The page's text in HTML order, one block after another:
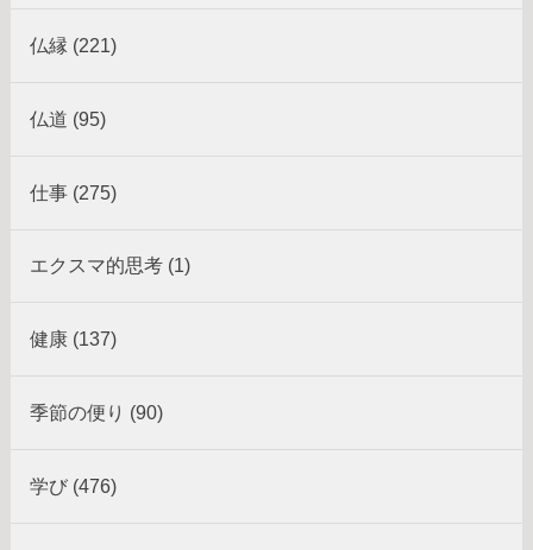
仏縁 (221)
仏道 (95)
仕事 (275)
エクスマ的思考 (1)
健康 (137)
季節の便り (90)
学び (476)